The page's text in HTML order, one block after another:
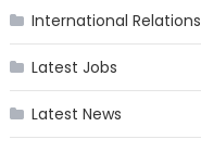
International Relations
Latest Jobs
Latest News